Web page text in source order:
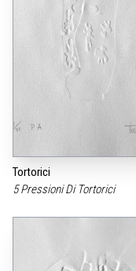
Tortorici
5 Pressioni Di Tortorici